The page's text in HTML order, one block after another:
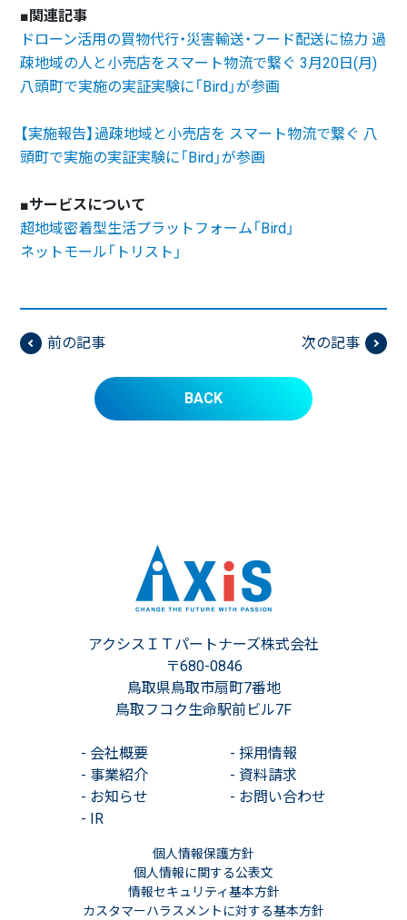
■関連記事
ドローン活用の買物代行・災害輸送・フード配送に協力 過
疎地域の人と小売店をスマート物流で繋ぐ 3月20日(月)
八頭町で実施の実証実験に「Bird」が参画
【実施報告】過疎地域と小売店を スマート物流で繋ぐ 八
頭町で実施の実証実験に「Bird」が参画
■サービスについて
超地域密着型生活プラットフォーム「Bird」
ネットモール「トリスト」
前の記事 次の記事
BACK
アクシスＩＴパートナーズ株式会社
〒680-0846
鳥取県鳥取市扇町7番地
鳥取フコク生命駅前ビル7F
- 会社概要
- 事業紹介
- お知らせ
- IR
- 採用情報
- 資料請求
- お問い合わせ
個人情報保護方針
個人情報に関する公表文
情報セキュリティ基本方針
カスタマーハラスメントに対する基本方針